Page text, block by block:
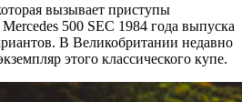
вызывает приступы
500 SEC 1984 года выпуска
В Великобритании недавно
этого классического купе.